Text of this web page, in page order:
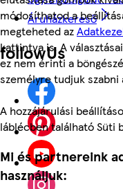
módosíthatod a
megteheted az
kattintva is. A
ez nem érinti a
személyre tudjuk szabni
A hozzájárulási
láblécben található Süti
Mi és partnereink
használjuk:
Áruházkereső
followUs